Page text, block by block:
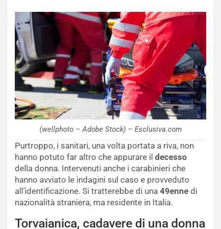
(wellphoto – Adobe Stock) – Esclusiva.com
Purtroppo, i sanitari, una volta portata a riva, non
hanno potuto far altro che appurare il decesso
della donna. Intervenuti anche i carabinieri che
hanno avviato le indagini sul caso e provveduto
all’identificazione. Si tratterebbe di una 49enne di
nazionalità straniera, ma residente in Italia.
Torvaianica, cadavere di una donna